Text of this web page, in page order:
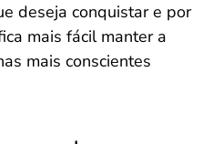
deseja conquistar e por
mais fácil manter a
mais conscientes